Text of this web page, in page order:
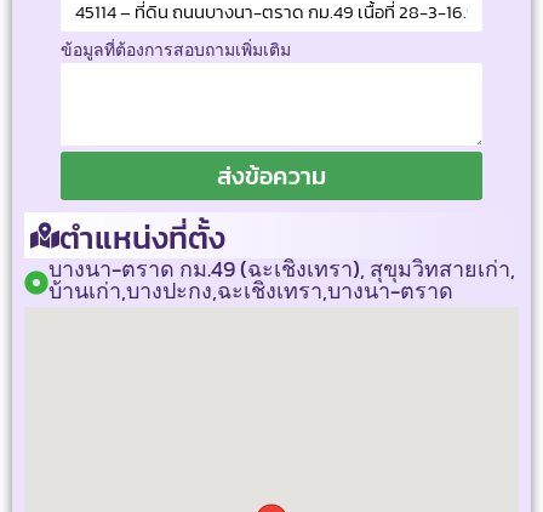
ข้อมูลที่ต้องการสอบถามเพิ่มเติม
ส่งข้อความ
ตำแหน่งที่ตั้ง
บางนา-ตราด กม.49 (ฉะเชิงเทรา), สุขุมวิทสายเก่า,
บ้านเก่า,บางปะกง,ฉะเชิงเทรา,บางนา-ตราด